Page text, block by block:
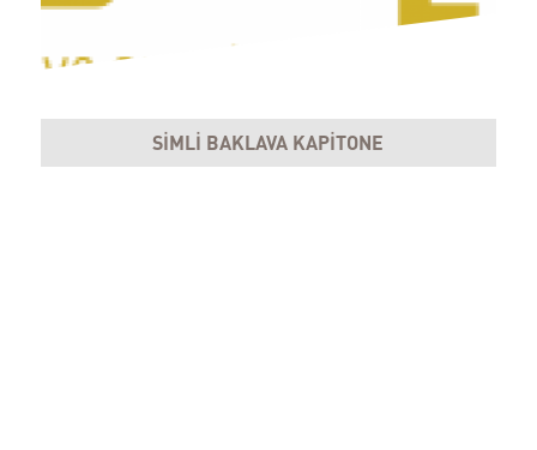
SİMLİ BAKLAVA KAPİTONE